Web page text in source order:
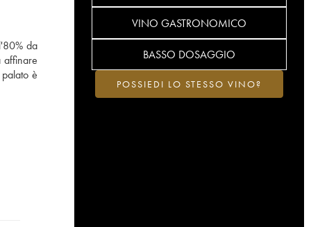
da
affinare
è
VINO GASTRONOMICO
BASSO DOSAGGIO
POSSIEDI LO STESSO VINO?